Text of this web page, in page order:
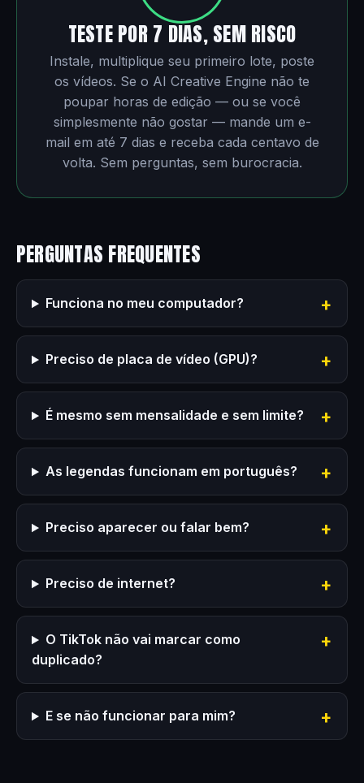
TESTE POR 7 DIAS, SEM RISCO
Instale, multiplique seu primeiro lote, poste
os vídeos. Se o AI Creative Engine não te
poupar horas de edição — ou se você
simplesmente não gostar — mande um e-
mail em até 7 dias e receba cada centavo de
volta. Sem perguntas, sem burocracia.
PERGUNTAS FREQUENTES
Funciona no meu computador?
Preciso de placa de vídeo (GPU)?
É mesmo sem mensalidade e sem limite?
As legendas funcionam em português?
Preciso aparecer ou falar bem?
Preciso de internet?
O TikTok não vai marcar como
duplicado?
E se não funcionar para mim?